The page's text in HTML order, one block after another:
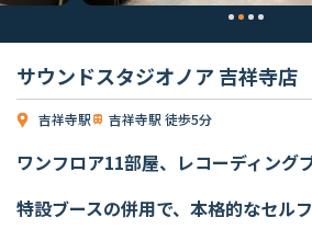
サウンドスタジオノア 吉祥寺店
吉祥寺駅 吉祥寺駅 徒歩5分
ワンフロア11部屋、レコーディング
特設ブースの併用で、本格的なセル